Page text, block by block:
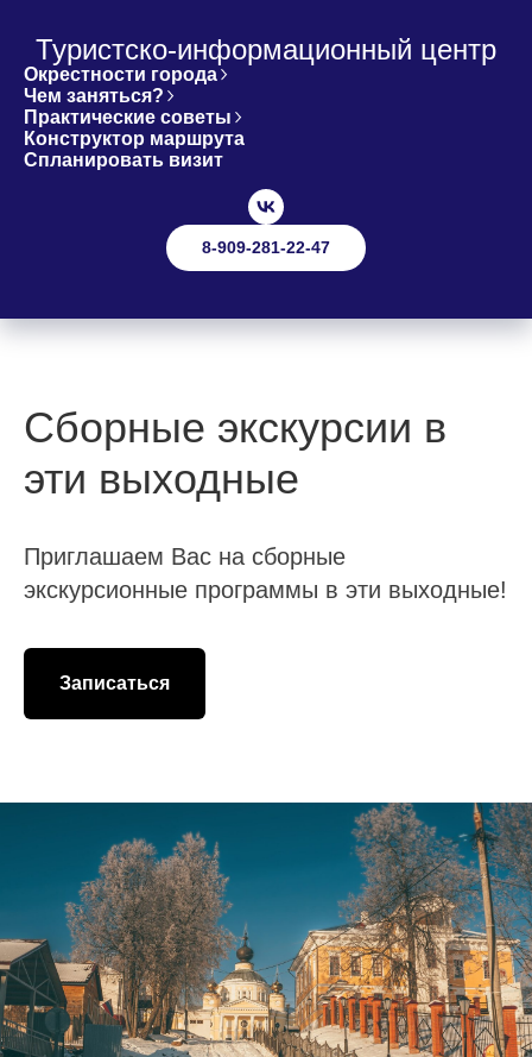
Туристско-информационный центр
Окрестности города
Чем заняться?
Практические советы
Конструктор маршрута
Спланировать визит
8-909-281-22-47
Сборные экскурсии в
эти выходные
Приглашаем Вас на сборные
экскурсионные программы в эти выходные!
Записаться